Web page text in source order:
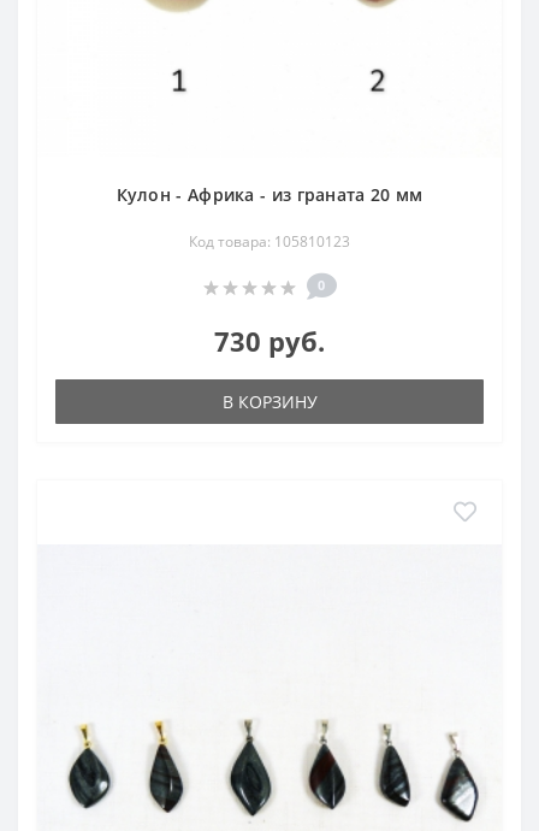
Кулон - Африка - из граната 20 мм
Код товара: 105810123
0
730 руб.
В КОРЗИНУ